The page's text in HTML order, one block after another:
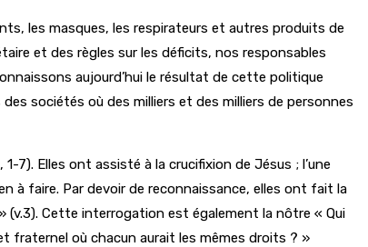
les masques, les respirateurs et autres produits de
et des règles sur les déficits, nos responsables
aujourd’hui le résultat de cette politique
sociétés où des milliers et des milliers de personnes
7). Elles ont assisté à la crucifixion de Jésus ; l’une
à faire. Par devoir de reconnaissance, elles ont fait la
(v.3). Cette interrogation est également la nôtre « Qui
fraternel où chacun aurait les mêmes droits ? »